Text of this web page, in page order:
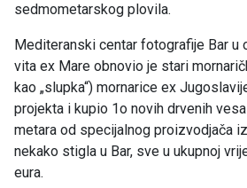
sedmometarskog plovila.
Mediteranski centar fotografije Bar u
vita ex Mare obnovio je stari
kao „slupka“) mornarice ex
projekta i kupio 1o novih drvenih
metara od specijalnog proizvodjača
nekako stigla u Bar, sve u ukupnoj
eura.